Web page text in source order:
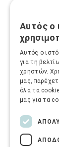
Αυτός ο
Αυτός ο
για τη
χρηστών.
μας,
όλα τα
μας για τα